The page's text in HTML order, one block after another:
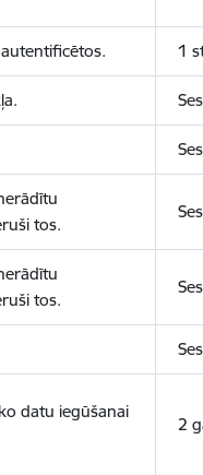
1
tos.
tos.
datu iegūšanai
2